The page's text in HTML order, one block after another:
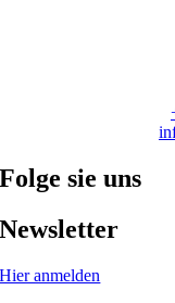
Folge sie uns
Newsletter
Hier anmelden